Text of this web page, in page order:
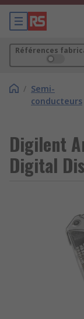
Références
/ Semi-
conducteurs
Digilent
Digital